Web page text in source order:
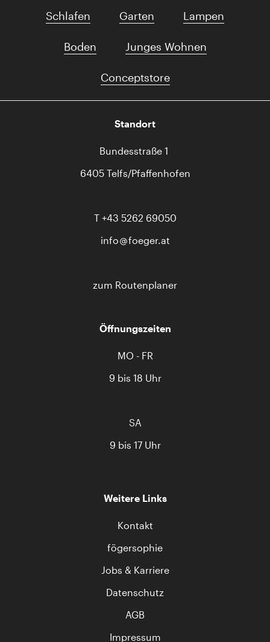
Schlafen Garten Lampen
Boden Junges Wohnen
Conceptstore
Standort
Bundesstraße 1
6405 Telfs/Pfaffenhofen
T +43 5262 69050
info
foeger.at
zum Routenplaner
Öffnungszeiten
MO - FR
9 bis 18 Uhr
SA
9 bis 17 Uhr
Weitere Links
Kontakt
fögersophie
Jobs & Karriere
Datenschutz
AGB
Impressum